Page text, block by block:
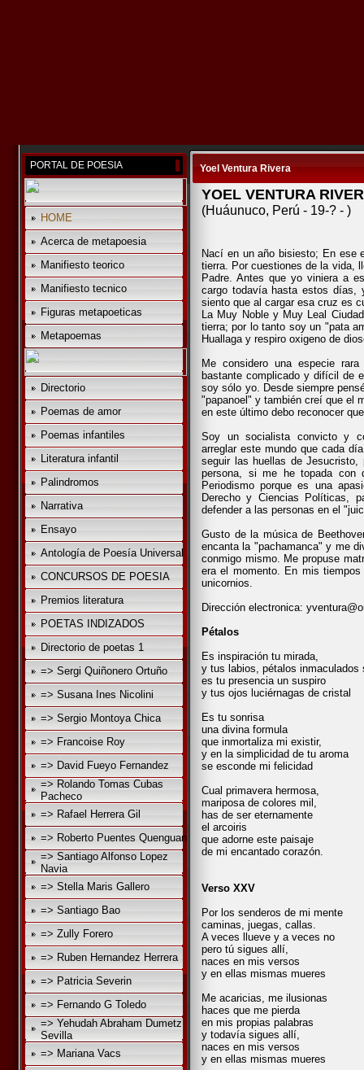
PORTAL DE POESIA
HOME
Acerca de metapoesia
Manifiesto teorico
Manifiesto tecnico
Figuras metapoeticas
Metapoemas
Directorio
Poemas de amor
Poemas infantiles
Literatura infantil
Palindromos
Narrativa
Ensayo
Antología de Poesía Universal
CONCURSOS DE POESIA
Premios literatura
POETAS INDIZADOS
Directorio de poetas 1
=> Sergi Quiñonero Ortuño
=> Susana Ines Nicolini
=> Sergio Montoya Chica
=> Francoise Roy
=> David Fueyo Fernandez
=> Rolando Tomas Cubas
Pacheco
=> Rafael Herrera Gil
=> Roberto Puentes Quenguan
=> Santiago Alfonso Lopez
Navia
=> Stella Maris Gallero
=> Santiago Bao
=> Zully Forero
=> Ruben Hernandez Herrera
=> Patricia Severin
=> Fernando G Toledo
=> Yehudah Abraham Dumetz
Sevilla
=> Mariana Vacs
Yoel Ventura Rivera
YOEL VENTURA
(Huáunuco, Perú - 19-? - )
Nací en un año bisiesto; En ese
tierra. Por cuestiones de la vida,
Padre. Antes que yo viniera a
cargo todavía hasta estos días,
siento que al cargar esa cruz es
La Muy Noble y Muy Leal
tierra; por lo tanto soy un "pata
Huallaga y respiro oxigeno de
Me considero una especie
bastante complicado y difícil de
soy sólo yo. Desde siempre
"papanoel" y también creí que el
en este último debo reconocer
Soy un socialista convicto y
arreglar este mundo que cada
seguir las huellas de
persona, si me he topada con
Periodismo porque es una
Derecho y Ciencias Políticas,
defender a las personas en el
Gusto de la música de
encanta la "pachamanca" y me
conmigo mismo. Me propuse
era el momento. En mis
unicornios.
Dirección electronica:
Pétalos
Es inspiración tu mirada,
y tus labios, pétalos inmaculados
es tu presencia un suspiro
y tus ojos luciérnagas de cristal
Es tu sonrisa
una divina formula
que inmortaliza mi existir,
y en la simplicidad de tu aroma
se esconde mi felicidad
Cual primavera hermosa,
mariposa de colores mil,
has de ser eternamente
el arcoiris
que adorne este paisaje
de mi encantado corazón.
Verso XXV
Por los senderos de mi mente
caminas, juegas, callas.
A veces llueve y a veces no
pero tú sigues allí,
naces en mis versos
y en ellas mismas mueres
Me acaricias, me ilusionas
haces que me pierda
en mis propias palabras
y todavía sigues allí,
naces en mis versos
y en ellas mismas mueres